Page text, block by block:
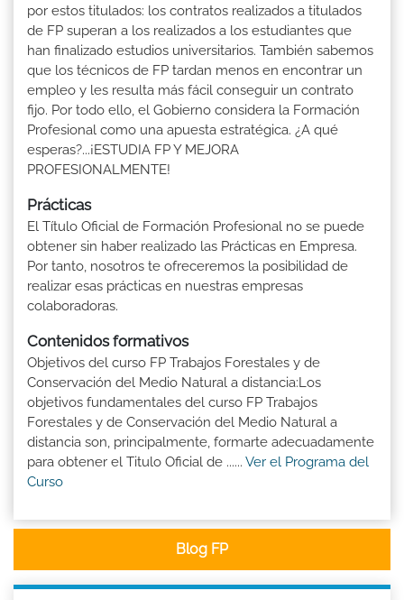
por estos titulados: los contratos realizados a titulados
de FP superan a los realizados a los estudiantes que
han finalizado estudios universitarios. También sabemos
que los técnicos de FP tardan menos en encontrar un
empleo y les resulta más fácil conseguir un contrato
fijo. Por todo ello, el Gobierno considera la Formación
Profesional como una apuesta estratégica. ¿A qué
esperas?...¡ESTUDIA FP Y MEJORA
PROFESIONALMENTE!
Prácticas
El Título Oficial de Formación Profesional no se puede
obtener sin haber realizado las Prácticas en Empresa.
Por tanto, nosotros te ofreceremos la posibilidad de
realizar esas prácticas en nuestras empresas
colaboradoras.
Contenidos formativos
Objetivos del curso FP Trabajos Forestales y de
Conservación del Medio Natural a distancia:Los
objetivos fundamentales del curso FP Trabajos
Forestales y de Conservación del Medio Natural a
distancia son, principalmente, formarte adecuadamente
para obtener el Titulo Oficial de ...... Ver el Programa del
Curso
Blog FP